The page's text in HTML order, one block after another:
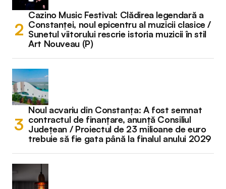
Cazino Music Festival: Clădirea legendară a
Constanței, noul epicentru al muzicii clasice /
Sunetul viitorului rescrie istoria muzicii în stil
Art Nouveau (P)
Noul acvariu din Constanța: A fost semnat
contractul de finanțare, anunță Consiliul
Județean / Proiectul de 23 milioane de euro
trebuie să fie gata până la finalul anului 2029